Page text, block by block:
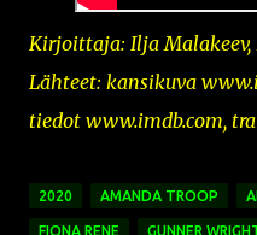
Kirjoittaja: Ilja Malakeev,
Lähteet: kansikuva
tiedot www.imdb.com,
2020 AMANDA TROOP
FIONA RENE GUNNER